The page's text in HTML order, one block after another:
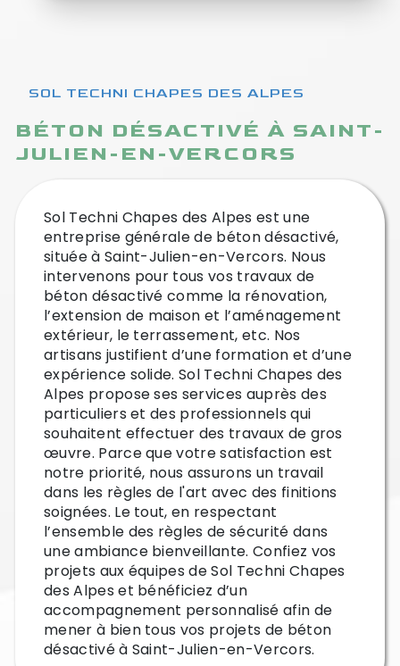
SOL TECHNI CHAPES DES ALPES
BÉTON DÉSACTIVÉ À SAINT-
JULIEN-EN-VERCORS
Sol Techni Chapes des Alpes est une
entreprise générale de béton désactivé,
située à Saint-Julien-en-Vercors. Nous
intervenons pour tous vos travaux de
béton désactivé comme la rénovation,
l’extension de maison et l’aménagement
extérieur, le terrassement, etc. Nos
artisans justifient d’une formation et d’une
expérience solide. Sol Techni Chapes des
Alpes propose ses services auprès des
particuliers et des professionnels qui
souhaitent effectuer des travaux de gros
œuvre. Parce que votre satisfaction est
notre priorité, nous assurons un travail
dans les règles de l'art avec des finitions
soignées. Le tout, en respectant
l’ensemble des règles de sécurité dans
une ambiance bienveillante. Confiez vos
projets aux équipes de Sol Techni Chapes
des Alpes et bénéficiez d’un
accompagnement personnalisé afin de
mener à bien tous vos projets de béton
désactivé à Saint-Julien-en-Vercors.